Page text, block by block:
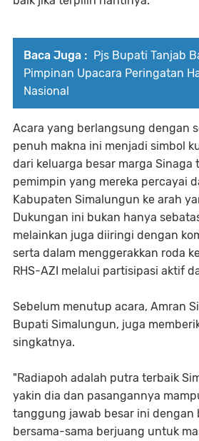
Baca Juga : Pjs Bupati Tanjab
Pimpinan Upacara Peringatan
Nasional
Acara yang berlangsung dengan
penuh makna ini menjadi simbol
dari keluarga besar marga Sinaga
pemimpin yang mereka percayai
Kabupaten Simalungun ke arah
Dukungan ini bukan hanya
melainkan juga diiringi dengan
serta dalam menggerakkan roda
RHS-AZI melalui partisipasi aktif
Sebelum menutup acara, Amran
Bupati Simalungun, juga
singkatnya.
"Radiapoh adalah putra terbaik
yakin dia dan pasangannya
tanggung jawab besar ini dengan
bersama-sama berjuang untuk